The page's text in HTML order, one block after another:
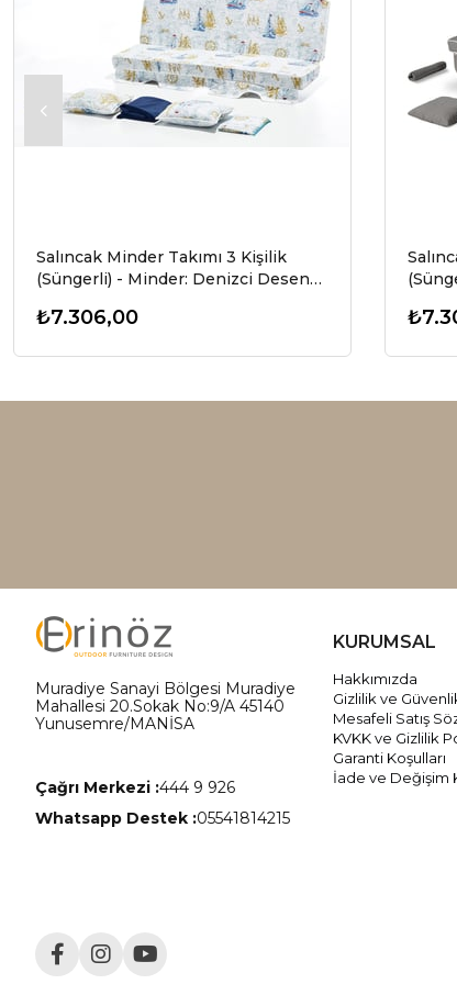
Salıncak Minder Takımı 3 Kişilik
(Süngerli) - Minder: Denizci Desen
₺7.306,00
Muradiye Sanayi Bölgesi Muradiye
Mahallesi 20.Sokak No:9/A 45140
Yunusemre/MANİSA
Çağrı Merkezi :444 9 926
Whatsapp Destek :05541814215
KURUMSAL
Hakkımızda
Gizlilik ve
Mesafeli Satış
KVKK ve Gizlilik
Garanti Koşulları
İade ve Değişim